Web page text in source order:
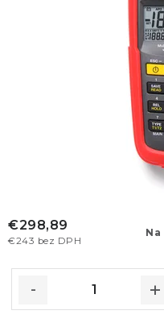
€243 bez DPH
€298,89